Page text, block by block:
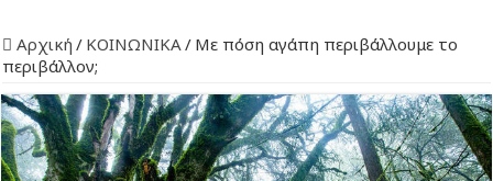
Αρχική / ΚΟΙΝΩΝΙΚΑ/ Με πόση αγάπη περιβάλλουμε το
περιβάλλον;